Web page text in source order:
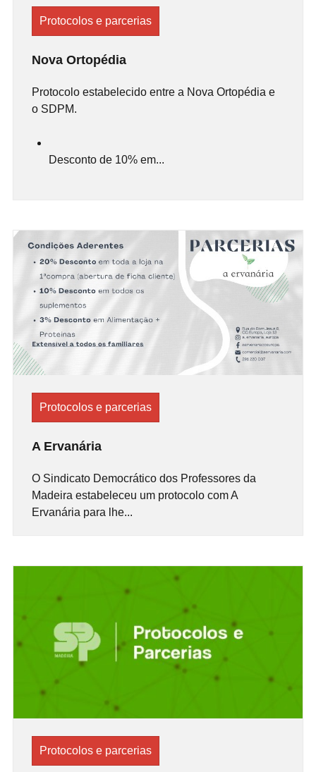
Protocolos e parcerias
Nova Ortopédia
Protocolo estabelecido entre a Nova Ortopédia e
o SDPM.
Desconto de 10% em...
Protocolos e parcerias
A Ervanária
O Sindicato Democrático dos Professores da
Madeira estabeleceu um protocolo com A
Ervanária para lhe...
Protocolos e parcerias